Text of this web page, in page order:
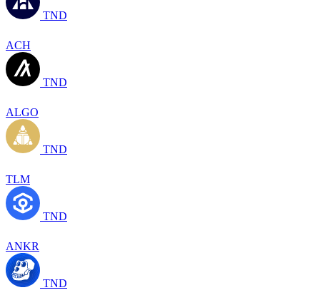
TND
ACH
TND
ALGO
TND
TLM
TND
ANKR
TND